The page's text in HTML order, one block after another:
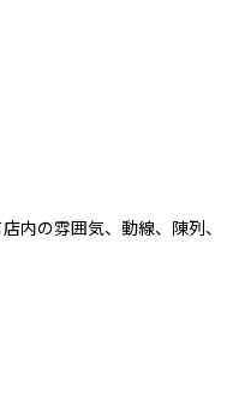
内の雰囲気、動線、陳列、